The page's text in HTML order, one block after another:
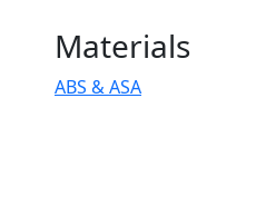
Materials
ABS & ASA